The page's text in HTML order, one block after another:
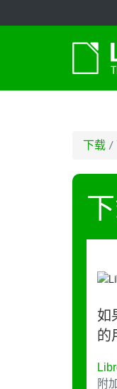
下载 /
如
的
附